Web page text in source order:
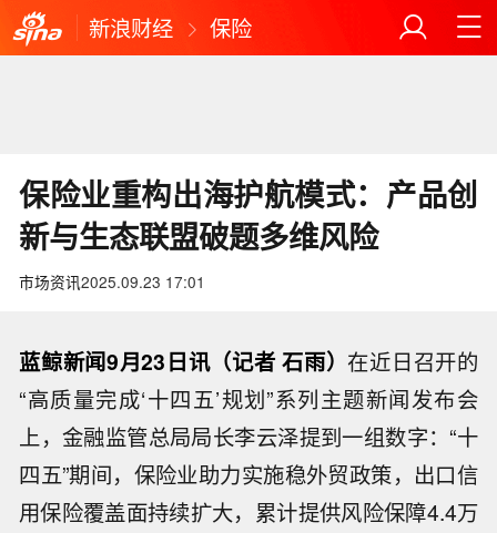
新浪财经 保险
保险业重构出海护航模式：产品创
新与生态联盟破题多维风险
市场资讯2025.09.23 17:01
蓝鲸新闻9月23日讯（记者 石雨） 在近日召开的
“高质量完成‘十四五’规划”系列主题新闻发布会
上，金融监管总局局长李云泽提到一组数字：“十
四五”期间，保险业助力实施稳外贸政策，出口信
用保险覆盖面持续扩大，累计提供风险保障4.4万